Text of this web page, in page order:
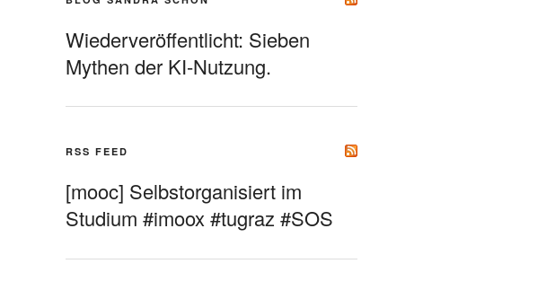
Wiederveröffentlicht: Sieben
Mythen der KI-Nutzung.
RSS FEED
[mooc] Selbstorganisiert im
Studium #imoox #tugraz #SOS